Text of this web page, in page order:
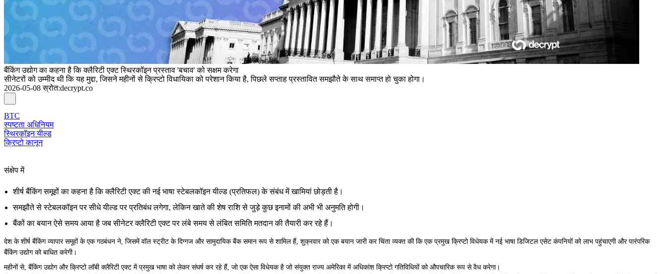
बैंकिंग उद्योग का कहना है कि क्लैरिटी एक्ट स्थिरकॉइन प्रस्ताव 'बचाव' को सक्षम करेगा
सीनेटरों को उम्मीद थी कि यह मुद्दा, जिसने महीनों से क्रिप्टो विधायिका को परेशान किया है, पिछले सप्ताह प्रस्तावित समझौते के साथ समाप्त हो चुका होगा।
2026-05-08 स्रोत:decrypt.co
BTC
स्पष्टता अधिनियम
स्थिरकॉइन यील्ड
क्रिप्टो कानून
संक्षेप में
शीर्ष बैंकिंग समूहों का कहना है कि क्लैरिटी एक्ट की नई भाषा स्टेबलकॉइन यील्ड (प्रतिफल) के संबंध में खामियां छोड़ती है।
समझौते से स्टेबलकॉइन पर सीधे यील्ड पर प्रतिबंध लगेगा, लेकिन खाते की शेष राशि से जुड़े कुछ इनामों की अभी भी अनुमति होगी।
बैंकों का बयान ऐसे समय आया है जब सीनेटर क्लैरिटी एक्ट पर लंबे समय से लंबित समिति मतदान की तैयारी कर रहे हैं।
देश के शीर्ष बैंकिंग व्यापार समूहों के एक गठबंधन ने, जिसमें वॉल स्ट्रीट के दिग्गज और सामुदायिक बैंक समान रूप से शामिल हैं, शुक्रवार को एक बयान जारी कर चिंता व्यक्त की कि एक प्रमुख क्रिप्टो विधेयक में नई भाषा डिजिटल एसेट कंपनियों को लाभ पहुंचाएगी और पारंपरिक
बैंकिंग उद्योग को बाधित करेगी।
महीनों से, बैंकिंग उद्योग और क्रिप्टो लॉबी क्लैरिटी एक्ट में प्रमुख भाषा को लेकर संघर्ष कर रहे हैं, जो एक ऐसा विधेयक है जो संयुक्त राज्य अमेरिका में अधिकांश क्रिप्टो गतिविधियों को औपचारिक रूप से वैध करेगा।